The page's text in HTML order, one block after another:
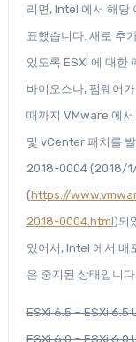
리면, Intel 에서 해당
표했습니다. 새로 추
있도록 ESXi 에 대한
바이오스나, 펌웨어
때까지 VMware 에서
및 vCenter 패치를
2018-0004 (2018/
(https://
2018-0004.html)되
있어서, Intel 에서 배
은 중지된 상태입니
ESXi 6.5 – ESXi 6.5
ESXi 6.0 – ESXi 6.0